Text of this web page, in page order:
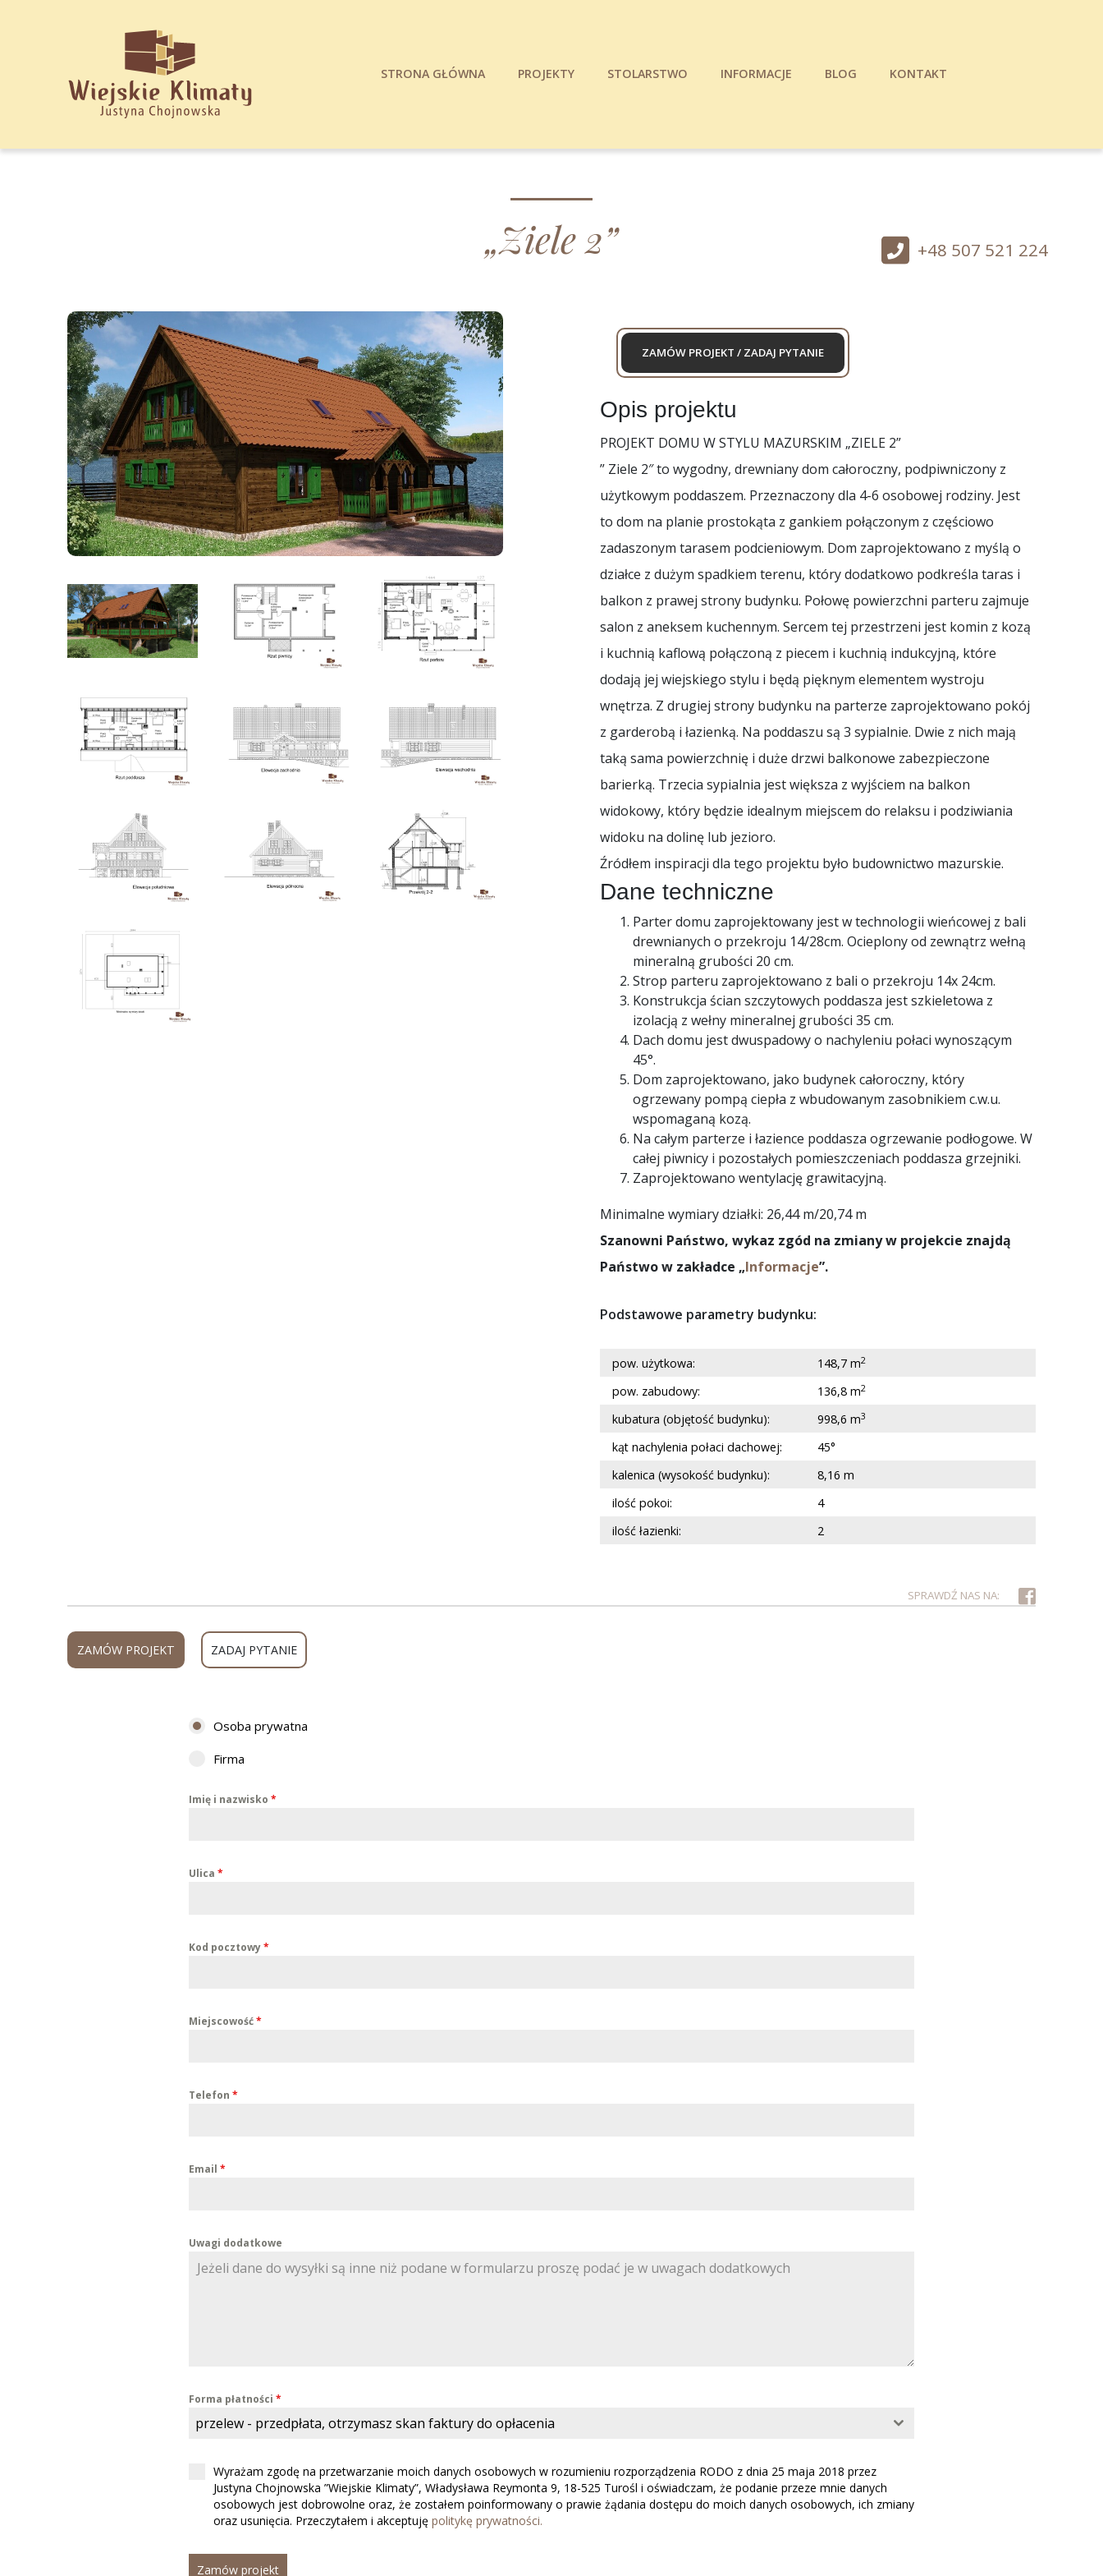
STRONA GŁÓWNA PROJEKTY STOLARSTWO INFORMACJE BLOG KONTAKT
„Ziele 2” +48 507 521 224
ZAMÓW PROJEKT / ZADAJ PYTANIE
Opis projektu
PROJEKT DOMU W STYLU MAZURSKIM „ZIELE 2”
” Ziele 2″ to wygodny, drewniany dom całoroczny, podpiwniczony z
użytkowym poddaszem. Przeznaczony dla 4-6 osobowej rodziny. Jest
to dom na planie prostokąta z gankiem połączonym z częściowo
zadaszonym tarasem podcieniowym. Dom zaprojektowano z myślą o
działce z dużym spadkiem terenu, który dodatkowo podkreśla taras i
balkon z prawej strony budynku. Połowę powierzchni parteru zajmuje
salon z aneksem kuchennym. Sercem tej przestrzeni jest komin z kozą
i kuchnią kaflową połączoną z piecem i kuchnią indukcyjną, które
dodają jej wiejskiego stylu i będą pięknym elementem wystroju
wnętrza. Z drugiej strony budynku na parterze zaprojektowano pokój
z garderobą i łazienką. Na poddaszu są 3 sypialnie. Dwie z nich mają
taką sama powierzchnię i duże drzwi balkonowe zabezpieczone
barierką. Trzecia sypialnia jest większa z wyjściem na balkon
widokowy, który będzie idealnym miejscem do relaksu i podziwiania
widoku na dolinę lub jezioro.
Źródłem inspiracji dla tego projektu było budownictwo mazurskie.
Dane techniczne
Parter domu zaprojektowany jest w technologii wieńcowej z bali
drewnianych o przekroju 14/28cm. Ocieplony od zewnątrz wełną
mineralną grubości 20 cm.
Strop parteru zaprojektowano z bali o przekroju 14x 24cm.
Konstrukcja ścian szczytowych poddasza jest szkieletowa z
izolacją z wełny mineralnej grubości 35 cm.
Dach domu jest dwuspadowy o nachyleniu połaci wynoszącym
45°.
Dom zaprojektowano, jako budynek całoroczny, który
ogrzewany pompą ciepła z wbudowanym zasobnikiem c.w.u.
wspomaganą kozą.
Na całym parterze i łazience poddasza ogrzewanie podłogowe. W
całej piwnicy i pozostałych pomieszczeniach poddasza grzejniki.
Zaprojektowano wentylację grawitacyjną.
Minimalne wymiary działki: 26,44 m/20,74 m
Szanowni Państwo, wykaz zgód na zmiany w projekcie znajdą
Państwo w zakładce „Informacje”.
Podstawowe parametry budynku:
pow. użytkowa: 148,7 m2
pow. zabudowy: 136,8 m2
kubatura (objętość budynku): 998,6 m3
kąt nachylenia połaci dachowej:
45°
kalenica (wysokość budynku):
8,16 m
ilość pokoi:
4
ilość łazienki:
2
ZAMÓW PROJEKT ZADAJ PYTANIE
Osoba prywatna
Firma
Imię i nazwisko *
Ulica *
Kod pocztowy*
Miejscowość*
Telefon *
Email *
Uwagi dodatkowe
Forma płatności *
przelew - przedpłata, otrzymasz skan faktury do opłacenia
Wyrażam zgodę na przetwarzanie moich danych osobowych w rozumieniu rozporządzenia RODO z dnia 25 maja 2018 przez
Justyna Chojnowska ”Wiejskie Klimaty”, Władysława Reymonta 9, 18-525 Turośl i oświadczam, że podanie przeze mnie danych
osobowych jest dobrowolne oraz, że zostałem poinformowany o prawie żądania dostępu do moich danych osobowych, ich zmiany
oraz usunięcia. Przeczytałem i akceptuję politykę prywatności.
Zamów projekt